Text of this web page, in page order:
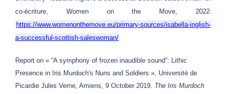
co-écriture, Women on the Move, 2022.
https://www.womenonthemove.eu/primary-sources/isabella-inglish-
a-successful-scottish-saleswoman/
Report on « “A symphony of frozen inaudible sound”: Lithic
Presence in Iris Murdoch's Nuns and Soldiers », Université de
Picardie Jules Verne, Amiens, 9 October 2019. The Iris Murdoch